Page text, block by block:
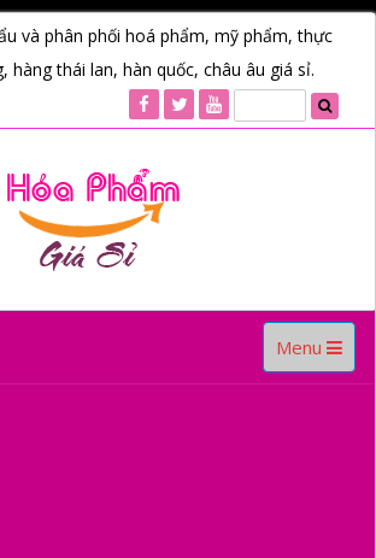
và phân phối hoá phẩm, mỹ phẩm, thực
hàng thái lan, hàn quốc, châu âu giá sỉ.
Toggle
navigation
Menu